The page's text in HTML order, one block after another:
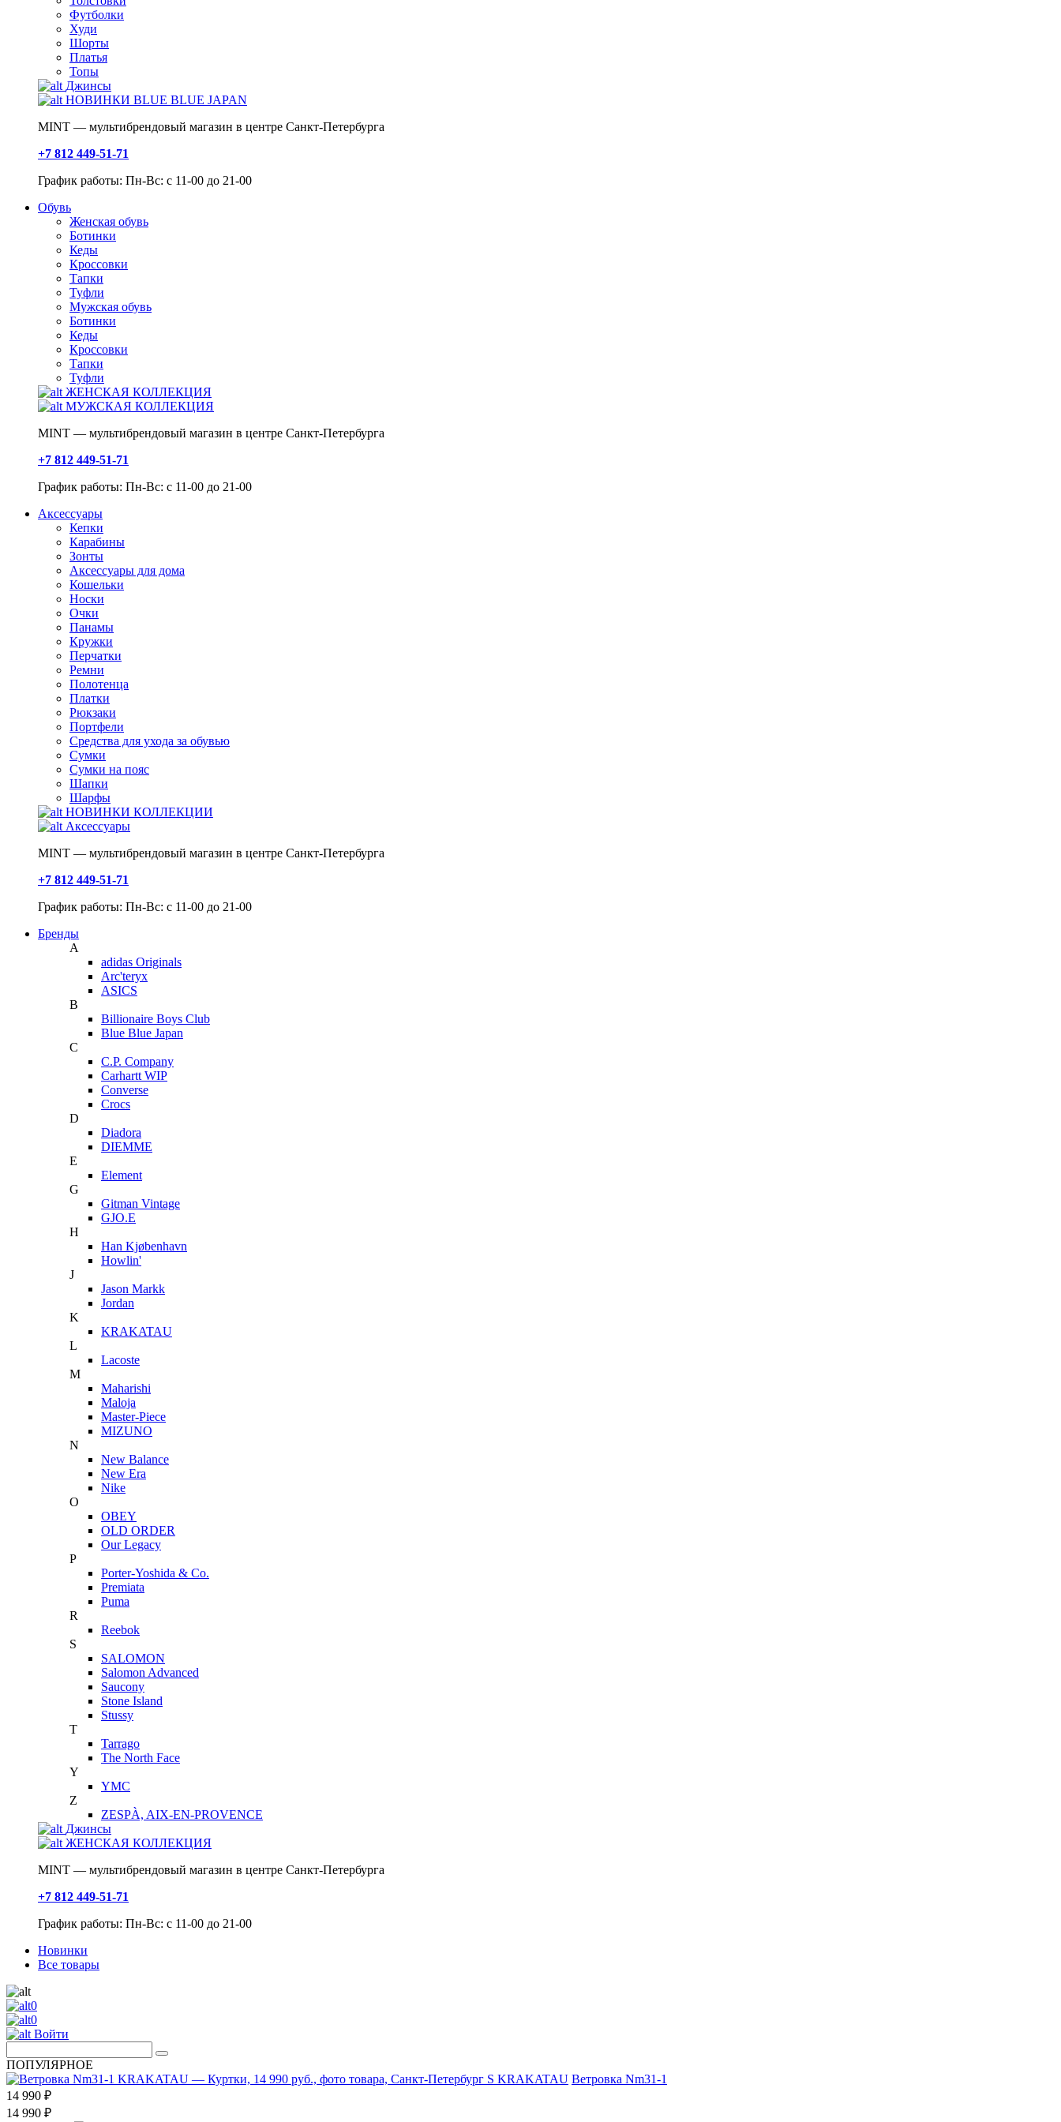
Футболки
Худи
Шорты
Платья
Топы
Джинсы
НОВИНКИ BLUE BLUE JAPAN
MINT — мультибрендовый магазин в центре Санкт-Петербурга
+7 812 449-51-71
График работы: Пн-Вс: с 11-00 до 21-00
Обувь
Женская обувь
Ботинки
Кеды
Кроссовки
Тапки
Туфли
Мужская обувь
Ботинки
Кеды
Кроссовки
Тапки
Туфли
ЖЕНСКАЯ КОЛЛЕКЦИЯ
МУЖСКАЯ КОЛЛЕКЦИЯ
MINT — мультибрендовый магазин в центре Санкт-Петербурга
+7 812 449-51-71
График работы: Пн-Вс: с 11-00 до 21-00
Аксессуары
Кепки
Карабины
Зонты
Аксессуары для дома
Кошельки
Носки
Очки
Панамы
Кружки
Перчатки
Ремни
Полотенца
Платки
Рюкзаки
Портфели
Средства для ухода за обувью
Сумки
Сумки на пояс
Шапки
Шарфы
НОВИНКИ КОЛЛЕКЦИИ
Аксессуары
MINT — мультибрендовый магазин в центре Санкт-Петербурга
+7 812 449-51-71
График работы: Пн-Вс: с 11-00 до 21-00
Бренды
A
adidas Originals
Arc'teryx
ASICS
B
Billionaire Boys Club
Blue Blue Japan
C
C.P. Company
Carhartt WIP
Converse
Crocs
D
Diadora
DIEMME
E
Element
G
Gitman Vintage
GJO.E
H
Han Kjøbenhavn
Howlin'
J
Jason Markk
Jordan
K
KRAKATAU
L
Lacoste
M
Maharishi
Maloja
Master-Piece
MIZUNO
N
New Balance
New Era
Nike
O
OBEY
OLD ORDER
Our Legacy
P
Porter-Yoshida & Co.
Premiata
Puma
R
Reebok
S
SALOMON
Salomon Advanced
Saucony
Stone Island
Stussy
T
Tarrago
The North Face
Y
YMC
Z
ZESPÀ, AIX-EN-PROVENCE
Джинсы
ЖЕНСКАЯ КОЛЛЕКЦИЯ
MINT — мультибрендовый магазин в центре Санкт-Петербурга
+7 812 449-51-71
График работы: Пн-Вс: с 11-00 до 21-00
Новинки
Все товары
0
0
Войти
ПОПУЛЯРНОЕ
S KRAKATAU Ветровка Nm31-1
14 990 ₽
14 990 ₽